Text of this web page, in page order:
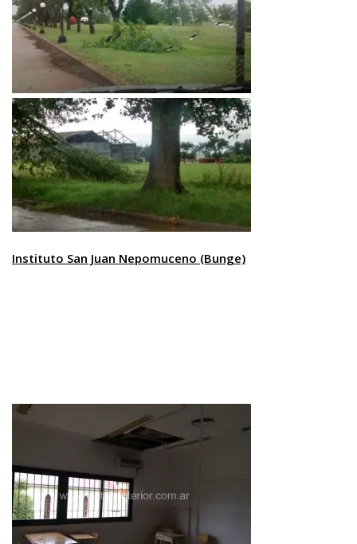
Instituto San Juan Nepomuceno (Bunge)